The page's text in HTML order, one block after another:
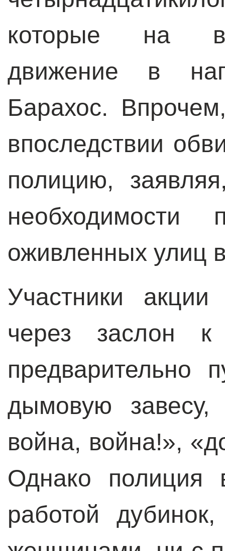
которые на
движение в
Барахос.
впоследствии
полицию,
необходимости
оживленных улиц
Участники акции
через заслон
предварительно
дымовую завесу,
война, война!»,
Однако полиция
работой